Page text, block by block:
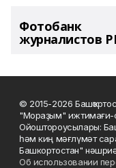
Фотобанк
журналистов
© 2015-2026
"Мораҙым" ижтимағи-
Ойоштороусылары:
һәм киң мәғлүмәт
Башкортостан"
Об использовании